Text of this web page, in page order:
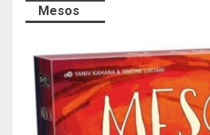
Mesos